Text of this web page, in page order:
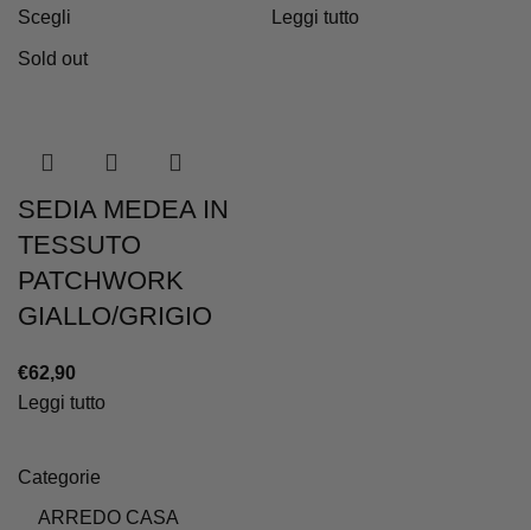
Categorie
ARREDO CASA
Scegli
Leggi tutto
Sold out
SEDIA MEDEA IN
TESSUTO
PATCHWORK
GIALLO/GRIGIO
€62,90
Leggi tutto